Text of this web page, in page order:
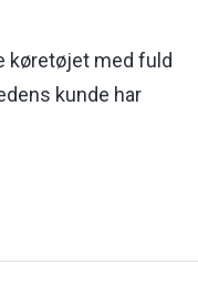
køretøjet med fuld
kunde har